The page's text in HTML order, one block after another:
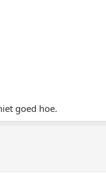
goed hoe.